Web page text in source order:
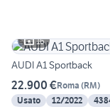
16
AUDI A1 Sportback
22.900 €Roma (RM)
Usato
12/2022